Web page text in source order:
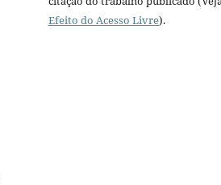
Efeito do Acesso Livre).